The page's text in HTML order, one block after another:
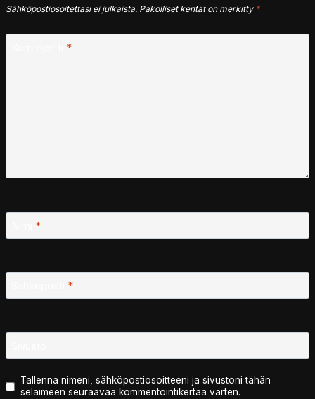
Sähköpostiosoitettasi ei julkaista. Pakolliset kentät on merkitty *
*
*
*
Tallenna nimeni, sähköpostiosoitteeni ja sivustoni tähän
selaimeen seuraavaa kommentointikertaa varten.